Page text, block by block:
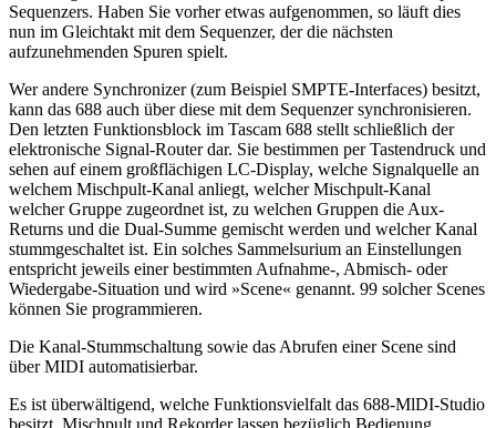
Sequenzers. Haben Sie vorher etwas aufgenommen, so läuft dies
nun im Gleichtakt mit dem Sequenzer, der die nächsten
aufzunehmenden Spuren spielt.
Wer andere Synchronizer (zum Beispiel SMPTE-Interfaces) besitzt,
kann das 688 auch über diese mit dem Sequenzer synchronisieren.
Den letzten Funktionsblock im Tascam 688 stellt schließlich der
elektronische Signal-Router dar. Sie bestimmen per Tastendruck und
sehen auf einem großflächigen LC-Display, welche Signalquelle an
welchem Mischpult-Kanal anliegt, welcher Mischpult-Kanal
welcher Gruppe zugeordnet ist, zu welchen Gruppen die Aux-
Returns und die Dual-Summe gemischt werden und welcher Kanal
stummgeschaltet ist. Ein solches Sammelsurium an Einstellungen
entspricht jeweils einer bestimmten Aufnahme-, Abmisch- oder
Wiedergabe-Situation und wird »Scene« genannt. 99 solcher Scenes
können Sie programmieren.
Die Kanal-Stummschaltung sowie das Abrufen einer Scene sind
über MIDI automatisierbar.
Es ist überwältigend, welche Funktionsvielfalt das 688-MlDI-Studio
besitzt. Mischpult und Rekorder lassen bezüglich Bedienung,